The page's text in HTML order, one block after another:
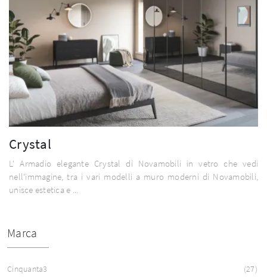
Crystal
L' Armadio elegante Crystal di Novamobili in vetro che vedi
nell'immagine, tra i vari modelli a muro moderni di Novamobili,
unisce estetica e ...
Marca
Cinquanta3 27